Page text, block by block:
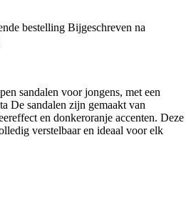
bestelling Bijgeschreven na
sandalen voor jongens, met een
De sandalen zijn gemaakt van
en donkeroranje accenten. Deze
verstelbaar en ideaal voor elk